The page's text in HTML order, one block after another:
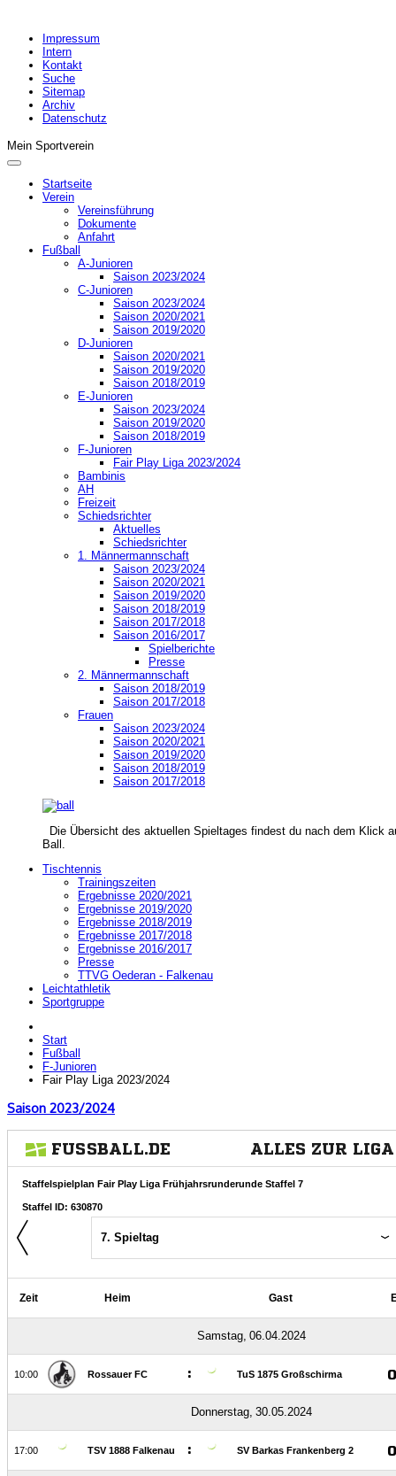
Impressum
Intern
Kontakt
Suche
Sitemap
Archiv
Datenschutz
Mein Sportverein
Startseite
Verein
Vereinsführung
Dokumente
Anfahrt
Fußball
A-Junioren
Saison 2023/2024
C-Junioren
Saison 2023/2024
Saison 2020/2021
Saison 2019/2020
D-Junioren
Saison 2020/2021
Saison 2019/2020
Saison 2018/2019
E-Junioren
Saison 2023/2024
Saison 2019/2020
Saison 2018/2019
F-Junioren
Fair Play Liga 2023/2024
Bambinis
AH
Freizeit
Schiedsrichter
Aktuelles
Schiedsrichter
1. Männermannschaft
Saison 2023/2024
Saison 2020/2021
Saison 2019/2020
Saison 2018/2019
Saison 2017/2018
Saison 2016/2017
Spielberichte
Presse
2. Männermannschaft
Saison 2018/2019
Saison 2017/2018
Frauen
Saison 2023/2024
Saison 2020/2021
Saison 2019/2020
Saison 2018/2019
Saison 2017/2018
Die Übersicht des aktuellen Spieltages findest du nach dem Klick
Ball.
Tischtennis
Trainingszeiten
Ergebnisse 2020/2021
Ergebnisse 2019/2020
Ergebnisse 2018/2019
Ergebnisse 2017/2018
Ergebnisse 2016/2017
Presse
TTVG Oederan - Falkenau
Leichtathletik
Sportgruppe
Start
Fußball
F-Junioren
Fair Play Liga 2023/2024
Saison 2023/2024